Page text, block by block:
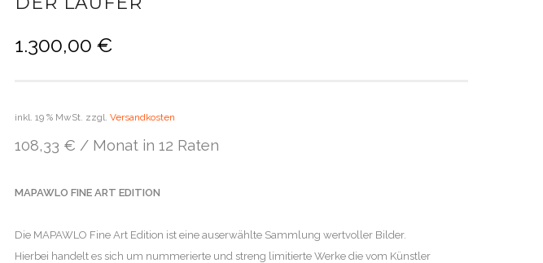
1.300,00€
inkl. 19 % MwSt. zzgl.Versandkosten
108,33 € / Monat in 12 Raten
MAPAWLO FINE ART EDITION
Die MAPAWLO Fine Art Edition ist eine auserwählte Sammlung wertvoller Bilder.
Hierbei handelt es sich um nummerierte und streng limitierte Werke die vom Künstler